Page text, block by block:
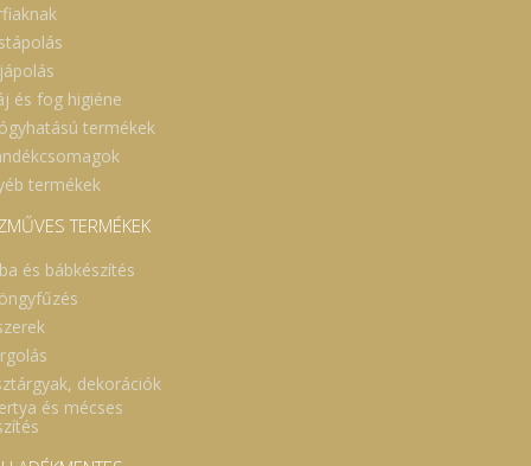
és fog higiéne
termékek
termékek
TERMÉKEK
és bábkészítés
dekorációk
és mécses